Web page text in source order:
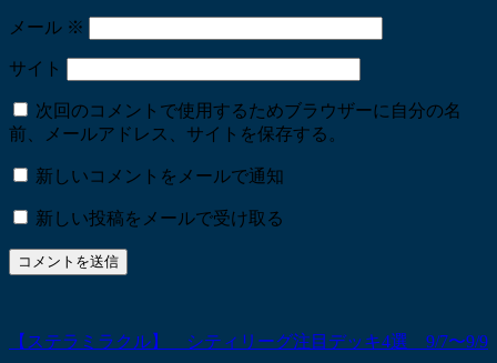
メール ※
サイト
次回のコメントで使用するためブラウザーに自分の名
前、メールアドレス、サイトを保存する。
新しいコメントをメールで通知
新しい投稿をメールで受け取る
【ステラミラクル】 シティリーグ注目デッキ4選 9/7〜9/9